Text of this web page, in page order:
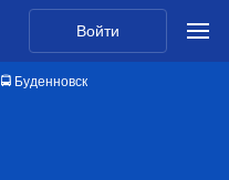
Войти
🚍 Буденновск